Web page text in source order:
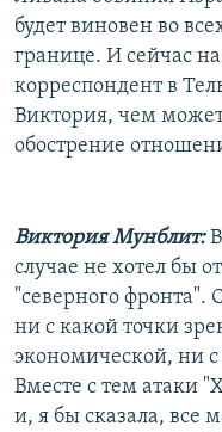
будет виновен во
границе. И сейчас
корреспондент в
Виктория, чем может
обострение
Виктория Мунблит:
случае не хотел бы
"северного фронта".
ни с какой точки
экономической, ни с
Вместе с тем атаки
и, я бы сказала, все